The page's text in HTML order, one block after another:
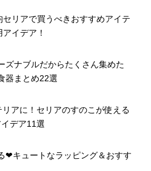
セリアで買うべきおすすめアイテ
イデア！
ズナブルだからたくさん集めた
器まとめ22選
リアに！セリアのすのこが使える
デア11選
❤キュートなラッピング＆おすす